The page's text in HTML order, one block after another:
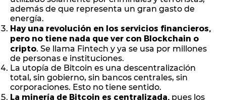
además de que representa un gran gasto de
energía.
Hay una revolución en los servicios financieros,
pero no tiene nada que ver con Blockchain o
cripto. Se llama Fintech y ya se usa por millones
de personas e instituciones.
La utopía de Bitcoin es una descentralización
total, sin gobierno, sin bancos centrales, sin
corporaciones. Esto no tiene sentido.
La minería de Bitcoin es centralizada, pues los